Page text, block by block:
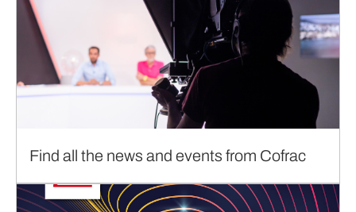
Find all the news and events from Cofrac